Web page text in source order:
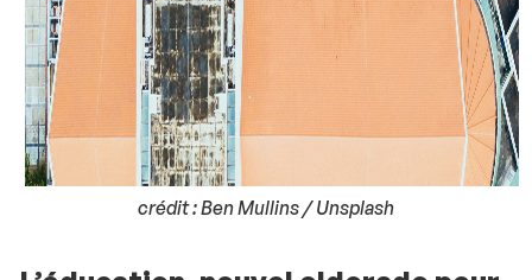
crédit : Ben Mullins / Unsplash